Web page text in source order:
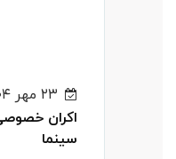
اکران
سینما